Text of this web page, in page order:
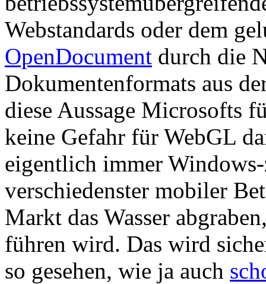
Webstandards oder dem
OpenDocument durch die
Dokumentenformats aus
diese Aussage Microsofts
keine Gefahr für WebGL
eigentlich immer
verschiedenster mobiler
Markt das Wasser
führen wird. Das wird
so gesehen, wie ja auch